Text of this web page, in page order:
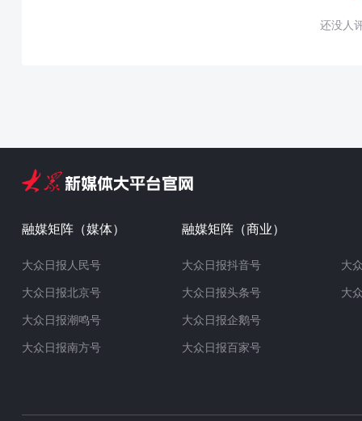
还没人
融媒矩阵（媒体）
大众日报人民号
大众日报北京号
大众日报潮鸣号
大众日报南方号
融媒矩阵（商业）
大众日报抖音号
大众日报头条号
大众日报企鹅号
大众日报百家号
大
大